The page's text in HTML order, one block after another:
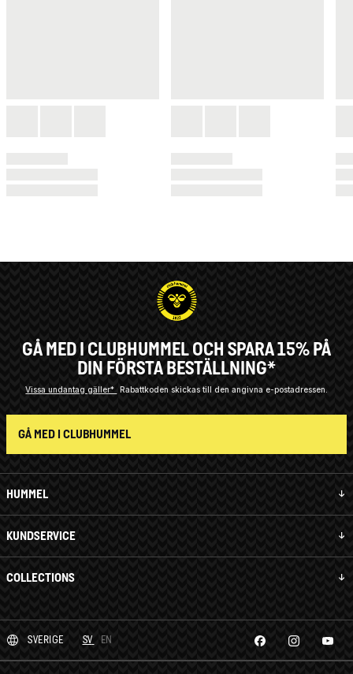
HUMMEL
KUNDSERVICE
COLLECTIONS
GÅ MED I CLUBHUMMEL OCH SPARA 15% PÅ
DIN FÖRSTA BESTÄLLNING*
Vissa undantag gäller* Rabattkoden skickas till den angivna e-postadressen.
GÅ MED I CLUBHUMMEL
SVERIGE SV EN